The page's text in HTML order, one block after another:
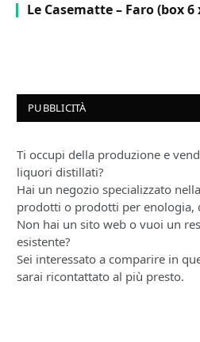
Le Casematte – Faro (box
PUBBLICITÀ
Ti occupi della produzione e
liquori distillati?
Hai un negozio specializzato
prodotti o prodotti per enologia,
Non hai un sito web o vuoi un
esistente?
Sei interessato a comparire in
sarai ricontattato al più presto.